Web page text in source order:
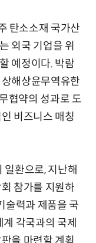
탄소소재 국가산
외국 기업을 위
예정이다. 박람
해상윤무역유한
협약의 성과로 도
비즈니스 매칭
환으로, 지난해
참가를 지원하
술력과 제품을 국
각국과의 국제